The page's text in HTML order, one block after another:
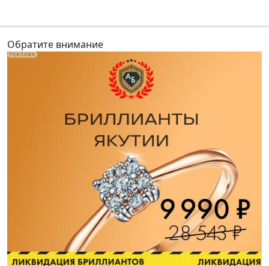
Обратите внимание